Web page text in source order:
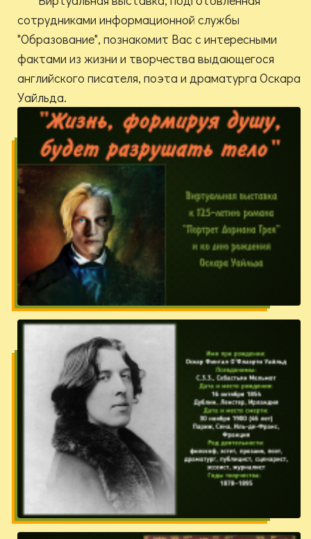
сотрудниками информационной службы
"Образование", познакомит Вас с интересными
фактами из жизни и творчества выдающегося
английского писателя, поэта и драматурга Оскара
Уайльда.